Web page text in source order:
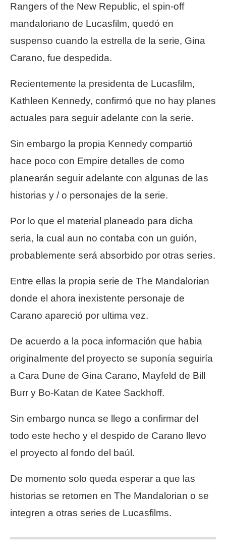
Rangers of the New Republic, el spin-off
mandaloriano de Lucasfilm, quedó en
suspenso cuando la estrella de la serie, Gina
Carano, fue despedida.
Recientemente la presidenta de Lucasfilm,
Kathleen Kennedy, confirmó que no hay planes
actuales para seguir adelante con la serie.
Sin embargo la propia Kennedy compartió
hace poco con Empire detalles de como
planearán seguir adelante con algunas de las
historias y / o personajes de la serie.
Por lo que el material planeado para dicha
seria, la cual aun no contaba con un guión,
probablemente será absorbido por otras series.
Entre ellas la propia serie de The Mandalorian
donde el ahora inexistente personaje de
Carano apareció por ultima vez.
De acuerdo a la poca información que habia
originalmente del proyecto se suponía seguiría
a Cara Dune de Gina Carano, Mayfeld de Bill
Burr y Bo-Katan de Katee Sackhoff.
Sin embargo nunca se llego a confirmar del
todo este hecho y el despido de Carano llevo
el proyecto al fondo del baúl.
De momento solo queda esperar a que las
historias se retomen en The Mandalorian o se
integren a otras series de Lucasfilms.